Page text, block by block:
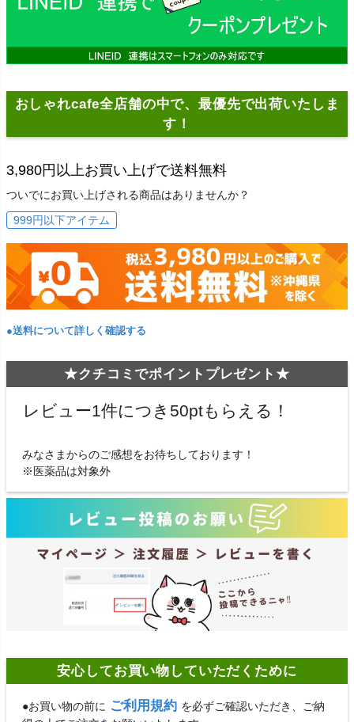
おしゃれcafe全店舗の中で、最優先で出荷いたしま
す！
3,980円以上お買い上げで送料無料
ついでにお買い上げされる商品はありませんか？
999円以下アイテム
●送料について詳しく確認する
★クチコミでポイントプレゼント★
レビュー1件につき50ptもらえる！
みなさまからのご感想をお待ちしております！
※医薬品は対象外
安心してお買い物していただくために
●お買い物の前に ご利用規約 を必ずご確認いただき、ご納